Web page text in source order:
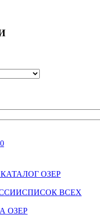
КАТАЛОГ ОЗЕР
СПИСОК ВСЕХ